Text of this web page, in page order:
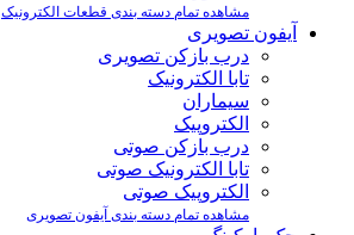
مشاهده تمام دسته بندی قطعات الکترونیک
آیفون تصویری
درب بازکن تصویری
تابا الکترونیک
سیماران
الکتروپیک
درب بازکن صوتی
تابا الکترونیک صوتی
الکتروپیک صوتی
مشاهده تمام دسته بندی آیفون تصویری